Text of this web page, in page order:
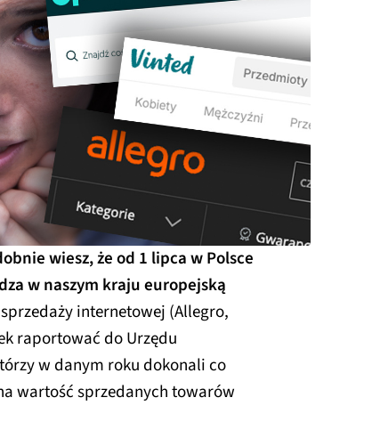
wiesz, że od 1 lipca w Polsce
w naszym kraju europejską
internetowej (Allegro,
raportować do Urzędu
w danym roku dokonali co
wartość sprzedanych towarów